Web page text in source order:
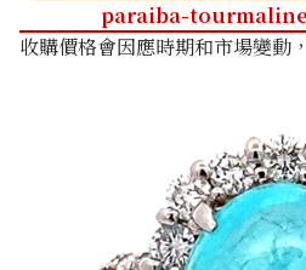
paraiba-tourmaline
收購價格會因應時期和市場變動